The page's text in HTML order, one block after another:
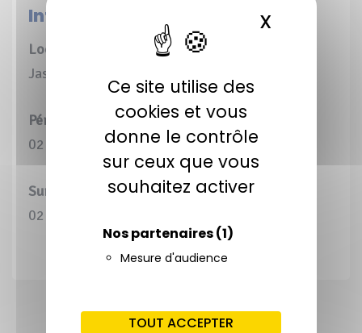
Ce site utilise des
cookies et vous
donne le contrôle
sur ceux que vous
souhaitez activer
Nos partenaires(1)
Mesure d'audience
TOUT ACCEPTER
X
Informations pratiques
Localisation
Jasses (64)
Périmètre d’Intervention Global (PIG)
02 ha 02 a 79 ca
Surface maîtrisée
02 ha 02 a 79 ca